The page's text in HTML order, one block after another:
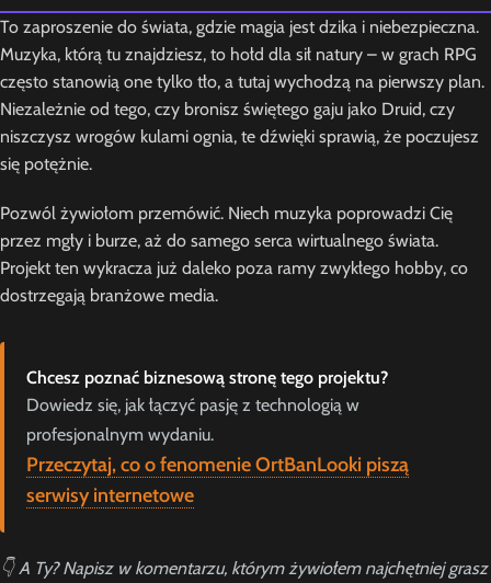
To zaproszenie do świata, gdzie magia jest dzika i niebezpieczna.
Muzyka, którą tu znajdziesz, to hołd dla sił natury – w grach RPG
często stanowią one tylko tło, a tutaj wychodzą na pierwszy plan.
Niezależnie od tego, czy bronisz świętego gaju jako Druid, czy
niszczysz wrogów kulami ognia, te dźwięki sprawią, że poczujesz
się potężnie.
Pozwól żywiołom przemówić. Niech muzyka poprowadzi Cię
przez mgły i burze, aż do samego serca wirtualnego świata.
Projekt ten wykracza już daleko poza ramy zwykłego hobby, co
dostrzegają branżowe media.
Chcesz poznać biznesową stronę tego projektu?
Dowiedz się, jak łączyć pasję z technologią w
profesjonalnym wydaniu.
Przeczytaj, co o fenomenie OrtBanLooki piszą
serwisy internetowe
👇 A Ty? Napisz w komentarzu, którym żywiołem najchętniej grasz